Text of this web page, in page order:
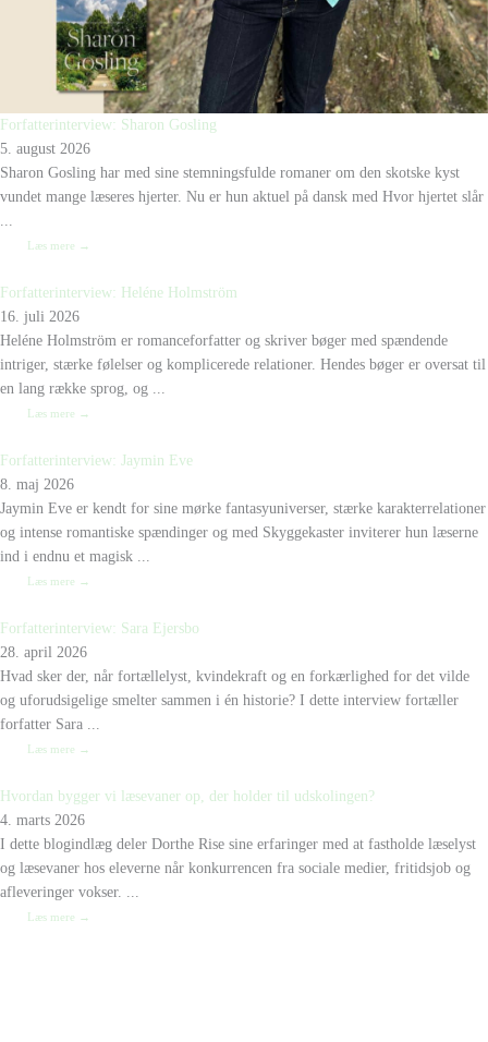
Forfatterinterview: Sharon Gosling
5. august 2026
Sharon Gosling har med sine stemningsfulde romaner om den skotske kyst
vundet mange læseres hjerter. Nu er hun aktuel på dansk med Hvor hjertet slår
Læs mere →
Forfatterinterview: Heléne Holmström
16. juli 2026
Heléne Holmström er romanceforfatter og skriver bøger med spændende
intriger, stærke følelser og komplicerede relationer. Hendes bøger er oversat til
en lang række sprog, og ...
Læs mere →
Forfatterinterview: Jaymin Eve
8. maj 2026
Jaymin Eve er kendt for sine mørke fantasyuniverser, stærke karakterrelationer
og intense romantiske spændinger og med Skyggekaster inviterer hun læserne
ind i endnu et magisk ...
Læs mere →
Forfatterinterview: Sara Ejersbo
28. april 2026
Hvad sker der, når fortællelyst, kvindekraft og en forkærlighed for det vilde
og uforudsigelige smelter sammen i én historie? I dette interview fortæller
forfatter Sara ...
Læs mere →
Hvordan bygger vi læsevaner op, der holder til udskolingen?
4. marts 2026
I dette blogindlæg deler Dorthe Rise sine erfaringer med at fastholde læselyst
og læsevaner hos eleverne når konkurrencen fra sociale medier, fritidsjob og
afleveringer vokser. ...
Læs mere →